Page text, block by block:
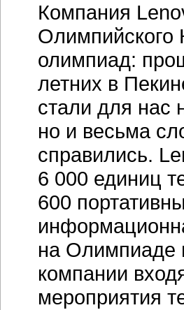
Компания
Олимпийского
олимпиад:
летних в
стали для нас
но и весьма
справились.
6 000 единиц
600
на Олимпиаде
компании
мероприятия